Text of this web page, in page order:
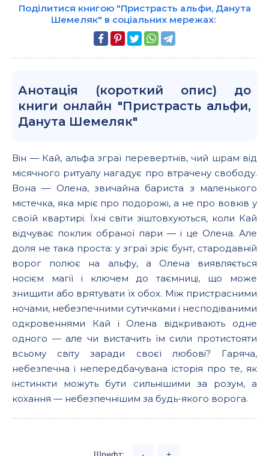
Поділитися книгою "Пристрасть альфи, Данута
Шемеляк" в соціальних мережах:
Анотація (короткий опис) до
книги онлайн "Пристрасть альфи,
Данута Шемеляк"
Він — Кай, альфа зграї перевертнів, чий шрам від
місячного ритуалу нагадує про втрачену свободу.
Вона — Олена, звичайна бариста з маленького
містечка, яка мріє про подорожі, а не про вовків у
своїй квартирі. Їхні світи зіштовхуються, коли Кай
відчуває поклик обраної пари — і це Олена. Але
доля не така проста: у зграї зріє бунт, стародавній
ворог полює на альфу, а Олена виявляється
носієм магії і ключем до таємниці, що може
знищити або врятувати їх обох. Між пристрасними
ночами, небезпечними сутичками і несподіваними
одкровеннями Кай і Олена відкривають одне
одного — але чи вистачить їм сили протистояти
всьому світу заради своєї любові? Гаряча,
небезпечна і непередбачувана історія про те, як
інстинкти можуть бути сильнішими за розум, а
кохання — небезпечнішим за будь-якого ворога.